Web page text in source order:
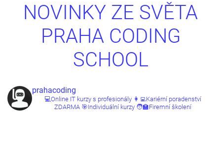
NOVINKY ZE SVĚTA
PRAHA CODING
SCHOOL
prahacoding
💻Online IT kurzy s profesionály 👩‍💻Kariérní poradenství
ZDARMA 🎯Individuální kurzy 🧑‍🏫Firemní školení